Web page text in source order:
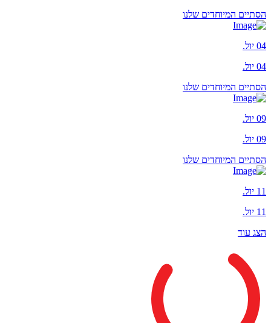
הסתיים המיוחדים שלנו
04 יול.
04 יול.
הסתיים המיוחדים שלנו
09 יול.
09 יול.
הסתיים המיוחדים שלנו
11 יול.
11 יול.
הצג עוד